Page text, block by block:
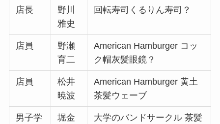
店長
野川
雅史
回転寿司くるりん寿司？
店員
野瀬
育二
American Hamburger コッ
ク帽灰髪眼鏡？
店員
松井
暁波
American Hamburger 黄土
茶髪ウェーブ
男子学
堀金
大学のバンドサークル 茶髪